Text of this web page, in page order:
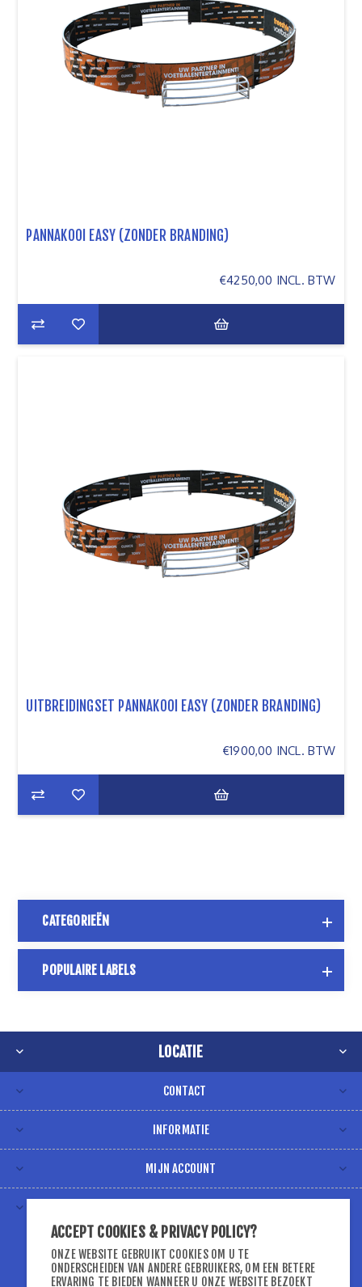
PANNAKOOI EASY (ZONDER BRANDING)
€4250,00 INCL. BTW
UITBREIDINGSET PANNAKOOI EASY (ZONDER BRANDING)
€1900,00 INCL. BTW
CATEGORIEËN
POPULAIRE LABELS
LOCATIE
CONTACT
INFORMATIE
MIJN ACCOUNT
ACCEPT COOKIES & PRIVACY POLICY?
ONZE WEBSITE GEBRUIKT COOKIES OM U TE
ONDERSCHEIDEN VAN ANDERE GEBRUIKERS, OM EEN BETERE
ERVARING TE BIEDEN WANNEER U ONZE WEBSITE BEZOEKT